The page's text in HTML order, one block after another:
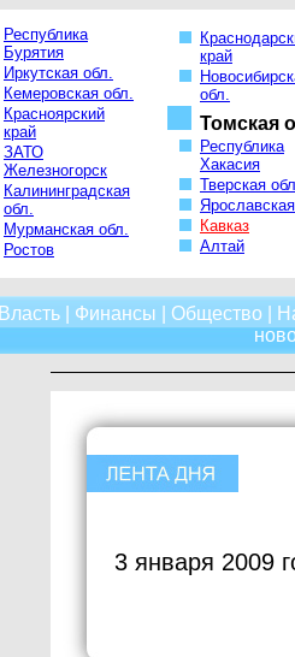
Республика
Бурятия
Иркутская обл.
Кемеровская обл.
Красноярский
край
ЗАТО
Железногорск
Калининградская
обл.
Мурманская обл.
Ростов
край
обл.
Томская
Республика
Хакасия
Тверская
Кавказ
Алтай
Власть| Финансы Общество
3 января 2009